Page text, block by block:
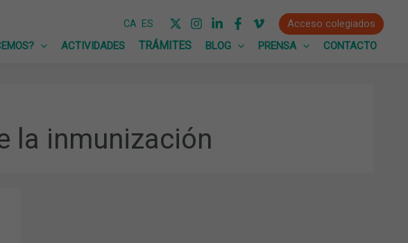
CA ES
Acceso colegiados
ACTIVIDADES BLOG PRENSA CONTACTO
la inmunización